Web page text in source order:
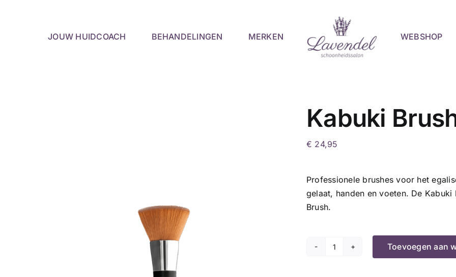
JOUW HUIDCOACH BEHANDELINGEN MERKEN WEBSHOP
Kabuki
€ 24,95
Professionele brushes voor het
gelaat, handen en voeten. De
Brush.
Kabuki
Toevoegen aan